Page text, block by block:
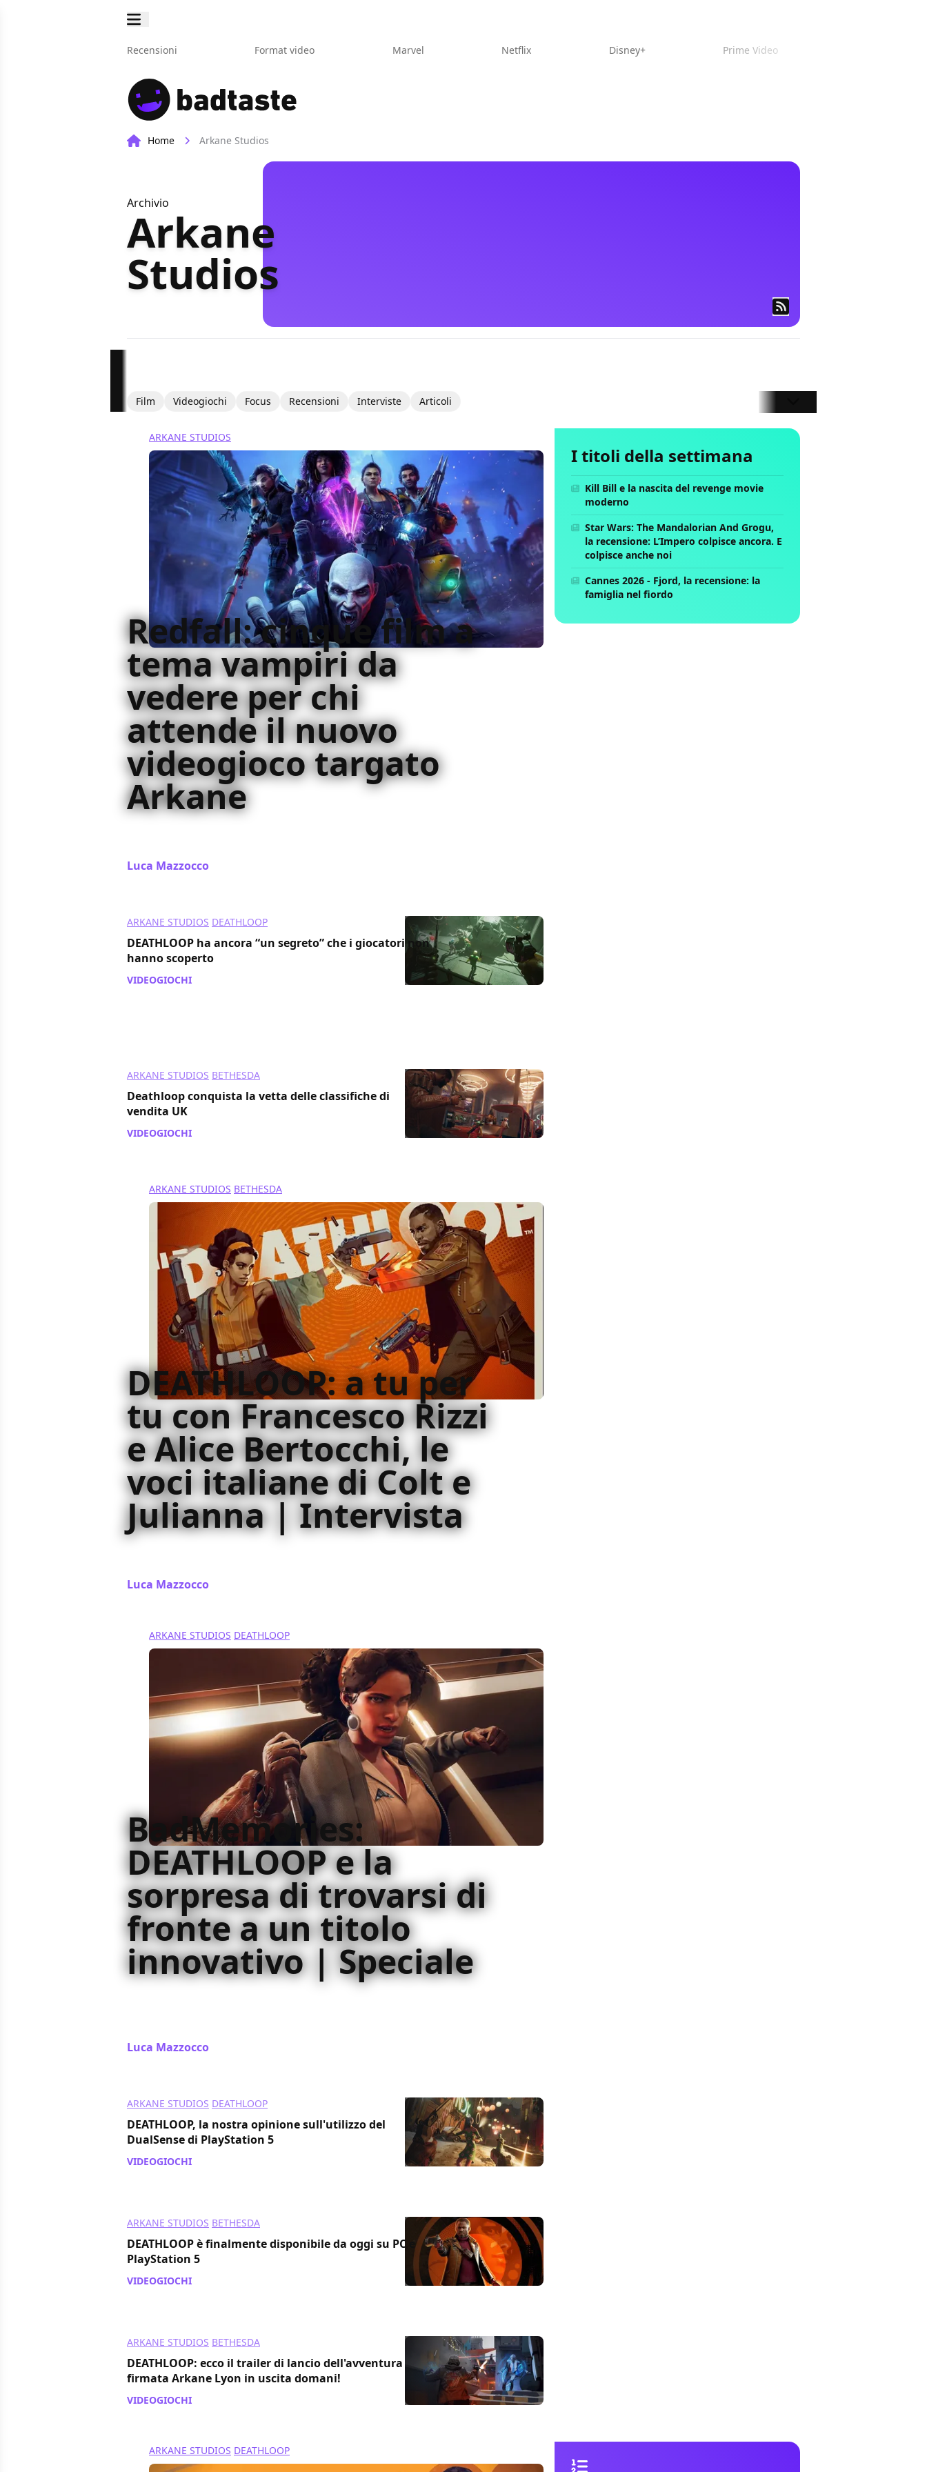
Recensioni Format video Marvel Netflix Disney+ Prime Video
Home Arkane Studios
Archivio
Arkane
Studios
Film Videogiochi Focus Recensioni Interviste Articoli
ARKANE STUDIOS
Redfall: cinque film a
tema vampiri da
vedere per chi
attende il nuovo
videogioco targato
Arkane
Luca Mazzocco
ARKANE STUDIOS DEATHLOOP
DEATHLOOP ha ancora “un segreto” che i giocatori non
hanno scoperto
VIDEOGIOCHI
ARKANE STUDIOS BETHESDA
Deathloop conquista la vetta delle classifiche di
vendita UK
VIDEOGIOCHI
ARKANE STUDIOS BETHESDA
DEATHLOOP: a tu per
tu con Francesco Rizzi
e Alice Bertocchi, le
voci italiane di Colt e
Julianna | Intervista
Luca Mazzocco
ARKANE STUDIOS DEATHLOOP
BadMemories:
DEATHLOOP e la
sorpresa di trovarsi di
fronte a un titolo
innovativo | Speciale
Luca Mazzocco
ARKANE STUDIOS DEATHLOOP
DEATHLOOP, la nostra opinione sull'utilizzo del
DualSense di PlayStation 5
VIDEOGIOCHI
ARKANE STUDIOS BETHESDA
DEATHLOOP è finalmente disponibile da oggi su PC e
PlayStation 5
VIDEOGIOCHI
ARKANE STUDIOS BETHESDA
DEATHLOOP: ecco il trailer di lancio dell'avventura
firmata Arkane Lyon in uscita domani!
VIDEOGIOCHI
I titoli della settimana
Kill Bill e la nascita del revenge movie
moderno
Star Wars: The Mandalorian And Grogu,
la recensione: L’Impero colpisce ancora. E
colpisce anche noi
Cannes 2026 - Fjord, la recensione: la
famiglia nel fiordo
ARKANE STUDIOS DEATHLOOP